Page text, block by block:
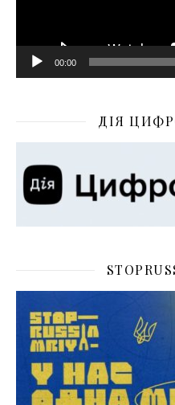
00:00
ДІЯ